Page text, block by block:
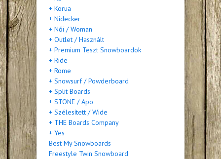
+ Korua
+ Nidecker
+ Női / Woman
+ Outlet / Használt
+ Premium Teszt Snowboardok
+ Ride
+ Rome
+ Snowsurf / Powderboard
+ Split Boards
+ STONE / Apo
+ Szélesített / Wide
+ THE Boards Company
+ Yes
Best My Snowboards
Freestyle Twin Snowboard